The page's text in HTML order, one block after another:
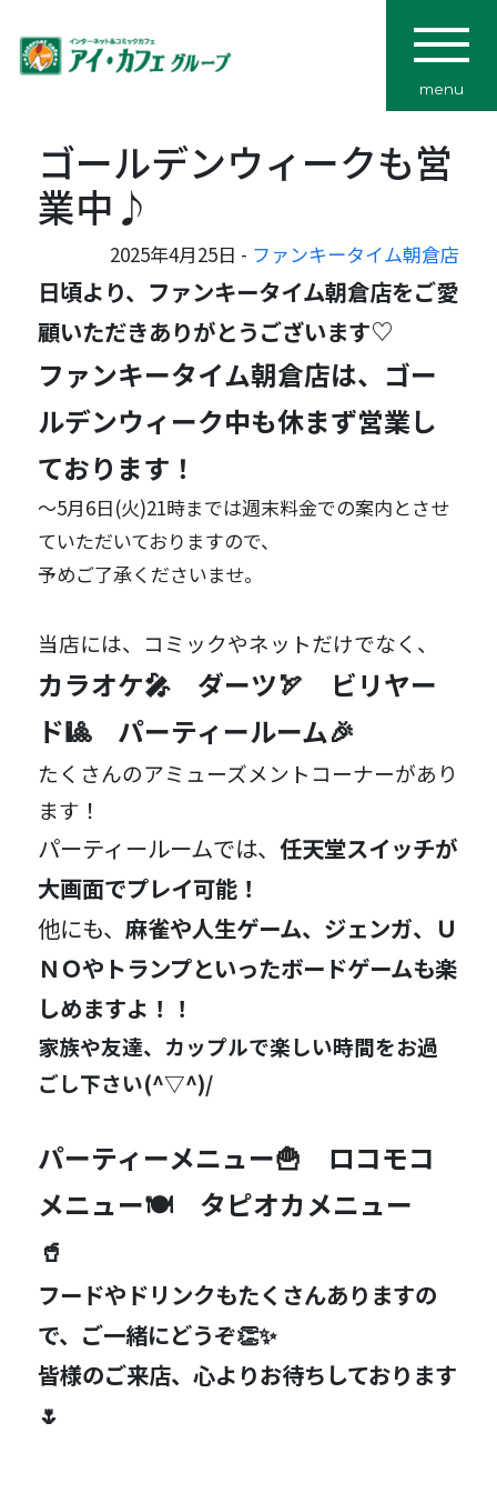
menu
ゴールデンウィークも営
業中♪
2025年4月25日 - ファンキータイム朝倉店
日頃より、ファンキータイム朝倉店をご愛
顧いただきありがとうございます♡
ファンキータイム朝倉店は、ゴー
ルデンウィーク中も休まず営業し
ております！
～5月6日(火)21時までは週末料金での案内とさせ
ていただいておりますので、
予めご了承くださいませ。
当店には、コミックやネットだけでなく、
カラオケ🎤 ダーツ🏹 ビリヤー
ド🎱 パーティールーム🎉
たくさんのアミューズメントコーナーがあり
ます！
パーティールームでは、任天堂スイッチが
大画面でプレイ可能！
他にも、麻雀や人生ゲーム、ジェンガ、Ｕ
ＮＯやトランプといったボードゲームも楽
しめますよ！！
家族や友達、カップルで楽しい時間をお過
ごし下さい(^▽^)/
パーティーメニュー🍟 ロコモコ
メニュー🍽 タピオカメニュー
🥤
フードやドリンクもたくさんありますの
で、ご一緒にどうぞ👏✨
皆様のご来店、心よりお待ちしております
🌷